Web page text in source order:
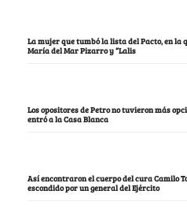
La mujer que tumbó la lista del Pacto, en la
María del Mar Pizarro y “Lalis
Los opositores de Petro no tuvieron más
entró a la Casa Blanca
Así encontraron el cuerpo del cura Camilo
escondido por un general del Ejército